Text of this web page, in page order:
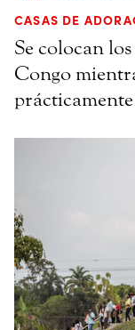
CASAS DE
Se colocan
Congo